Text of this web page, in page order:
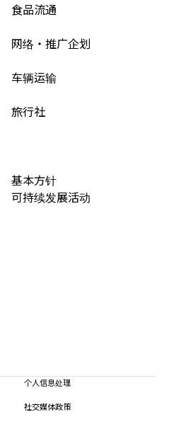
食品流通
网络・推广企划
车辆运输
旅行社
基本方针
可持续发展活动
个人信息处理
社交媒体政策